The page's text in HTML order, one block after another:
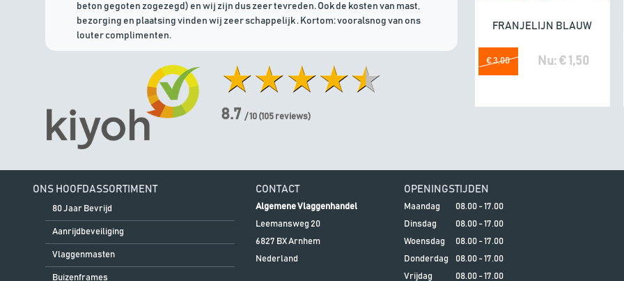
beton gegoten zogezegd) en wij zijn dus zeer tevreden. Ook de kosten van mast,
bezorging en plaatsing vinden wij zeer schappelijk . Kortom: vooralsnog van ons
louter complimenten.
8.7/ 10 (105 reviews)
In winkelwagen
FRANJELIJN BLAUW
€ 3,00 Nu: € 1,50
ONS HOOFDASSORTIMENT
80 Jaar Bevrijd
Aanrijdbeveiliging
Vlaggenmasten
Buizenframes
CONTACT
Algemene Vlaggenhandel
Leemansweg 20
6827 BXArnhem
Nederland
OPENINGSTIJDEN
Maandag
08.00 - 17.00
Dinsdag
08.00 - 17.00
Woensdag
08.00 - 17.00
Donderdag
08.00 - 17.00
Vrijdag
08.00 - 17.00